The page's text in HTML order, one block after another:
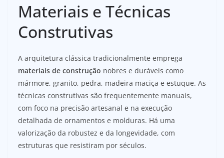
Materiais e Técnicas
Construtivas
A arquitetura clássica tradicionalmente emprega
materiais de construção nobres e duráveis como
mármore, granito, pedra, madeira maciça e estuque. As
técnicas construtivas são frequentemente manuais,
com foco na precisão artesanal e na execução
detalhada de ornamentos e molduras. Há uma
valorização da robustez e da longevidade, com
estruturas que resistiram por séculos.